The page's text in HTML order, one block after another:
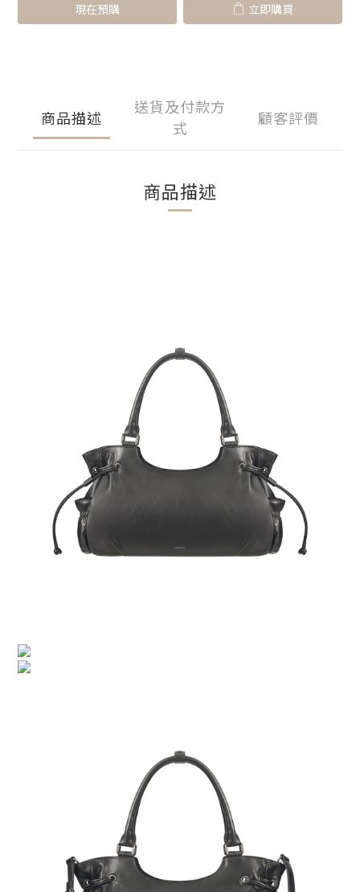
現在預購 立即購買
商品描述
送貨及付款方
式
顧客評價
商品描述